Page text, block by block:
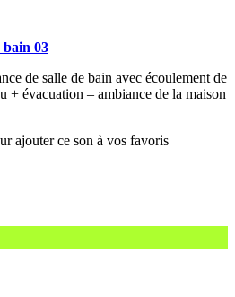
bain 03
de salle de bain avec écoulement de
+ évacuation – ambiance de la maison